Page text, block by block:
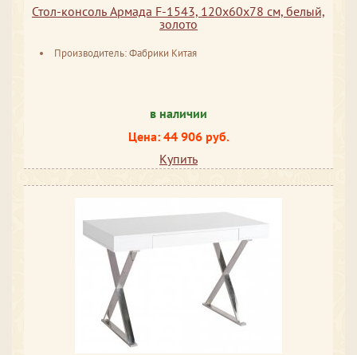
Стол-консоль Армада F-1543, 120х60х78 см, белый,
золото
Производитель: Фабрики Китая
в наличии
Цена: 44 906 руб.
Купить